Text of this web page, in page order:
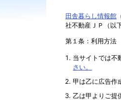
田舎暮らし情報館
社不動産ＪＰ（以
第１条：利用方法
当サイトでは不
さい。
甲は乙に広告作
乙は甲よりご提